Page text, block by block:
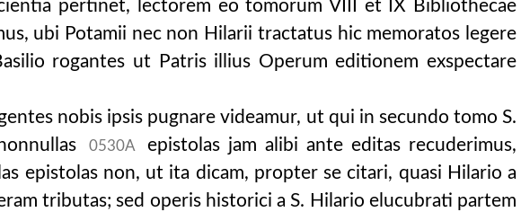
pertinet, lectorem eo tomorum VIII et IX Bibliothecae
ubi Potamii nec non Hilarii tractatus hic memoratos legere
rogantes ut Patris illius Operum editionem exspectare
nobis ipsis pugnare videamur, ut qui in secundo tomo S.
0530A
epistolas jam alibi ante editas recuderimus,
epistolas non, ut ita dicam, propter se citari, quasi Hilario a
tributas; sed operis historici a S. Hilario elucubrati partem